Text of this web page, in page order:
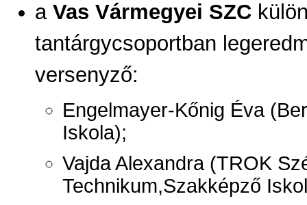
a Vas Vármegyei SZC
tantárgycsoportban
versenyző:
Engelmayer-Kőnig Éva
Iskola);
Vajda Alexandra (TROK
Technikum,Szakképző